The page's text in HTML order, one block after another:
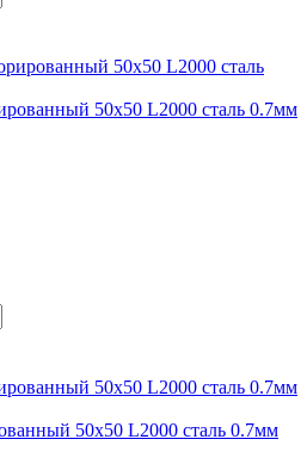
50х50 L2000 сталь 0.7мм
50х50 L2000 сталь 0.7мм